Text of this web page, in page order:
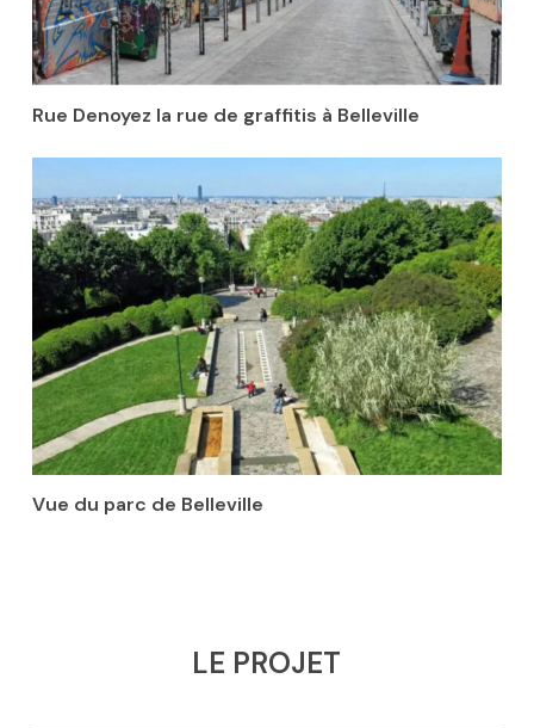
Rue Denoyez la rue de graffitis à Belleville
Vue du parc de Belleville
LE PROJET